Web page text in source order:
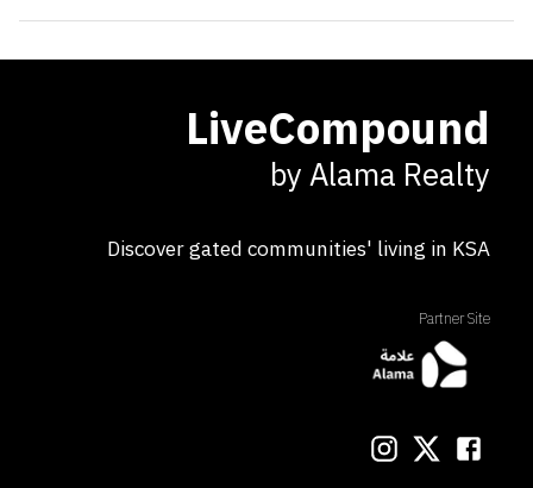
LiveCompound
by Alama Realty
Discover gated communities' living in KSA
Partner Site